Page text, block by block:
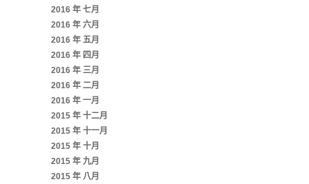
2016 年 七月
2016 年 六月
2016 年 五月
2016 年 四月
2016 年 三月
2016 年 二月
2016 年 一月
2015 年 十二月
2015 年 十一月
2015 年 十月
2015 年 九月
2015 年 八月